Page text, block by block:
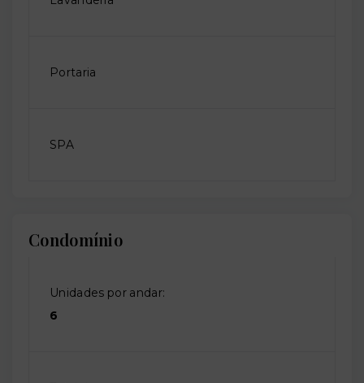
Portaria
SPA
Condomínio
Unidades por andar:
6